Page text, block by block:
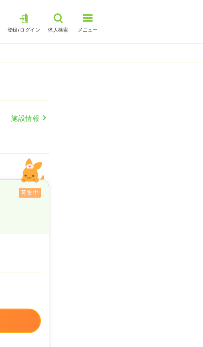
登録/ログイン 求人検索 メニュー
施設情報
募集中